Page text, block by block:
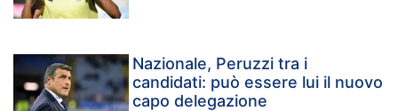
Nazionale, Peruzzi tra i
candidati: può essere lui il nuovo
capo delegazione